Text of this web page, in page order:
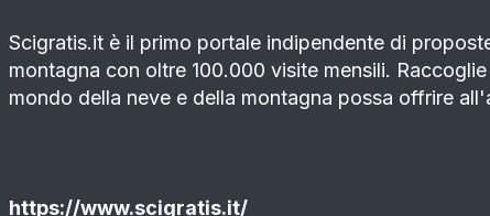
Scigratis.it è il primo portale indipendente di
montagna con oltre 100.000 visite mensili.
mondo della neve e della montagna possa offrire
https://www.scigratis.it/